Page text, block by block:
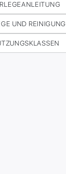
UND REINIGUNG